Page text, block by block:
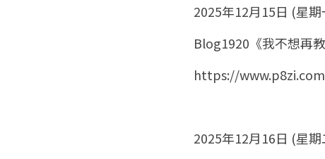
2025年12月15日 (星期
Blog1920《我不想再
https://
2025年12月16日 (星期